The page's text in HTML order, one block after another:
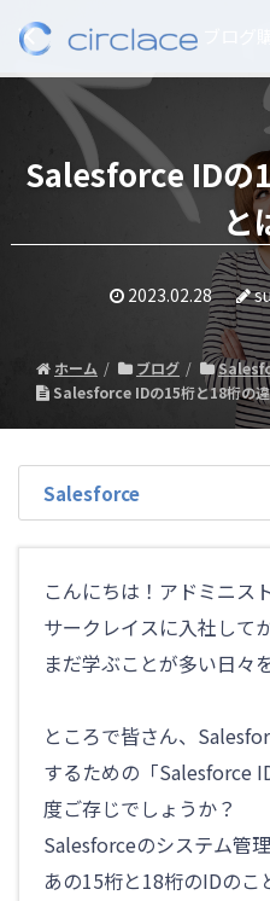
Salesforce IDの
と
2023.02.28
ホーム ブログ
Salesforce IDの15桁と18桁の
Salesforce
ITトピックス
Agave
海外人事のトピック
Agaveイベント
Salesforce
Salesforceの使い方
Salesforce開発
Salesforce運用
こんにちは！アドミニス
サークレイスに入社して
まだ学ぶことが多い日々
ところで皆さん、
するための「Salesforce
度ご存じでしょうか？
Salesforceのシステム管
あの15桁と18桁のIDのこ